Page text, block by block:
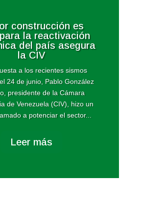
construcción es
la reactivación
del país asegura
la CIV
a los recientes sismos
24 de junio, Pablo González
presidente de la Cámara
de Venezuela (CIV), hizo un
a potenciar el sector...
Leer más